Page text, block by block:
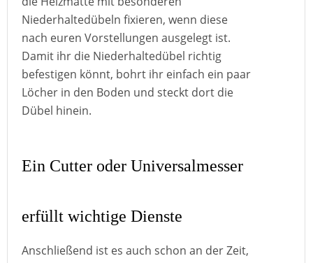
Niederhaltedübeln fixieren, wenn diese
nach euren Vorstellungen ausgelegt ist.
Damit ihr die Niederhaltedübel richtig
befestigen könnt, bohrt ihr einfach ein paar
Löcher in den Boden und steckt dort die
Dübel hinein.
Ein Cutter oder Universalmesser
erfüllt wichtige Dienste
Anschließend ist es auch schon an der Zeit,